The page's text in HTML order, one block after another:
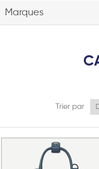
Marques
Trier par